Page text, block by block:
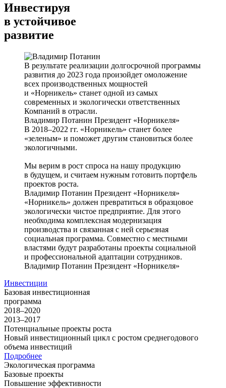
Инвестируя
в устойчивое
развитие
В результате реализации долгосрочной программы
развития до 2023 года произойдет омоложение
всех производственных мощностей
и «Норникель» станет одной из самых
современных и экологически ответственных
Компаний в отрасли.
Владимир Потанин Президент «Норникеля»
В 2018–2022 гг. «Норникель» станет более
«зеленым» и поможет другим становиться более
экологичными.
Мы верим в рост спроса на нашу продукцию
в будущем, и считаем нужным готовить портфель
проектов роста.
Владимир Потанин Президент «Норникеля»
«Норникель» должен превратиться в образцовое
экологически чистое предприятие. Для этого
необходима комплексная модернизация
производства и связанная с ней серьезная
социальная программа. Совместно с местными
властями будут разработаны проекты социальной
и профессиональной адаптации сотрудников.
Владимир Потанин Президент «Норникеля»
Инвестиции
Базовая инвестиционная
программа
2018–2020
2013–2017
Потенциальные проекты роста
Новый инвестиционный цикл с ростом среднегодового
объема инвестиций
Подробнее
Экологическая программа
Базовые проекты
Повышение эффективности